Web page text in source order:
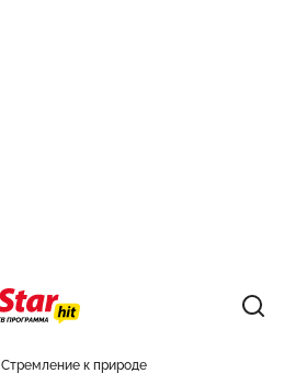
Стремление к природе